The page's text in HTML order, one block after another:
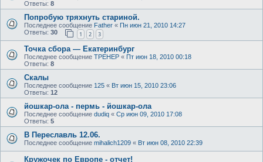
Ответы: 8
Попробую тряхнуть стариной.
Последнее сообщение Father « Пн июн 21, 2010 14:27
Ответы: 30 1 2 3
Точка сбора — Екатеринбург
Последнее сообщение ТРЕНЕР « Пт июн 18, 2010 00:18
Ответы: 8
Скалы
Последнее сообщение 125 « Вт июн 15, 2010 23:06
Ответы: 12
йошкар-ола - пермь - йошкар-ола
Последнее сообщение dudiq « Ср июн 09, 2010 17:08
Ответы: 5
В Переславль 12.06.
Последнее сообщение mihalich1209 « Вт июн 08, 2010 22:39
Кружочек по Европе - отчет!